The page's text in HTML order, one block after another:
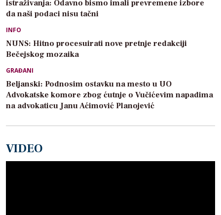
istraživanja: Odavno bismo imali prevremene izbore
da naši podaci nisu tačni
INFO
NUNS: Hitno procesuirati nove pretnje redakciji
Bečejskog mozaika
GRAĐANI
Beljanski: Podnosim ostavku na mesto u UO
Advokatske komore zbog ćutnje o Vučićevim napadima
na advokaticu Janu Aćimović Planojević
VIDEO